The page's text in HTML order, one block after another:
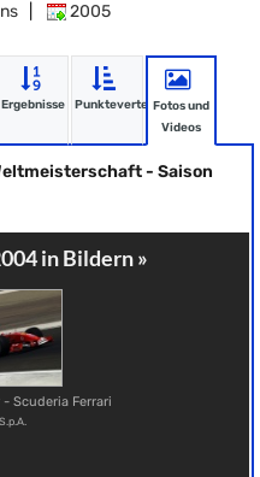
2005
Ergebnisse PunkteverteilungFotos und
Videos
- Saison
in Bildern »
Scuderia Ferrari